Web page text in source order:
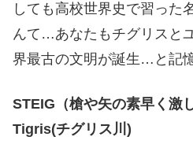
しても高校世界史で習った
んて…あなたもチグリスと
界最古の文明が誕生…と記
STEIG（槍や矢の素早く
Tigris(チグリス川)